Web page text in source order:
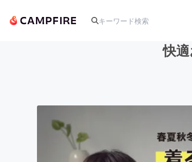
テクノロジー・ガジェット
快